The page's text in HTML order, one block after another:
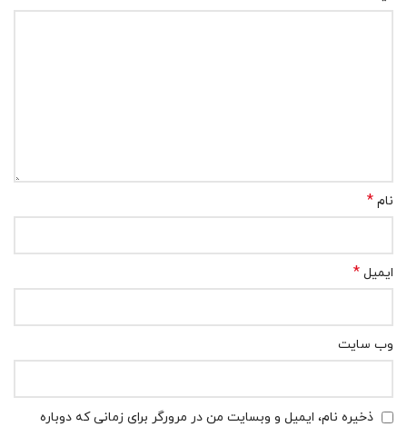
نام *
ایمیل *
وب‌ سایت
ذخیره نام، ایمیل و وبسایت من در مرورگر برای زمانی که دوباره